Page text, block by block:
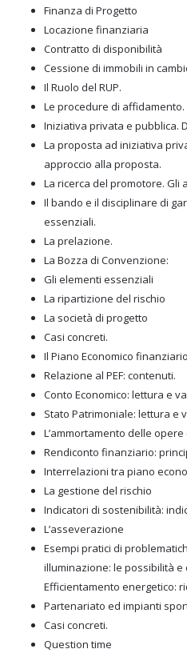
Finanza di Progetto
Locazione finanziaria
Contratto di disponibilità
Cessione di immobili in
Il Ruolo del RUP.
Le procedure di affidamento.
Iniziativa privata e pubblica.
La proposta ad iniziativa
approccio alla proposta.
La ricerca del promotore. Gli
Il bando e il disciplinare di
essenziali.
La prelazione.
La Bozza di Convenzione:
Gli elementi essenziali
La ripartizione del rischio
La società di progetto
Casi concreti.
Il Piano Economico finanziario
Relazione al PEF: contenuti.
Conto Economico: lettura e
Stato Patrimoniale: lettura e
L’ammortamento delle
Rendiconto finanziario:
Interrelazioni tra piano
La gestione del rischio
Indicatori di sostenibilità:
L’asseverazione
Esempi pratici di
illuminazione: le possibilità
Efficientamento energetico:
Partenariato ed impianti
Casi concreti.
Question time